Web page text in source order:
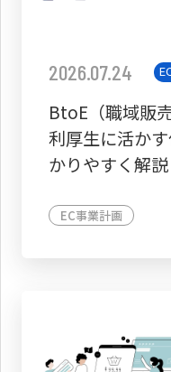
2026.07.24
BtoE（職域販
利厚生に活か
かりやすく解説
EC事業計画